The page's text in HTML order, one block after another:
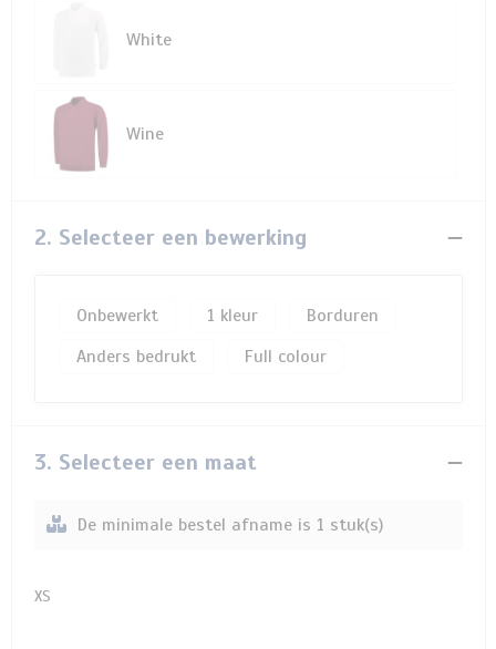
White
Wine
2. Selecteer een bewerking
Onbewerkt 1
Borduren
Anders bedrukt
Full colour
3. Selecteer een maat
De minimale bestel afname is 1 stuk(s)
XS